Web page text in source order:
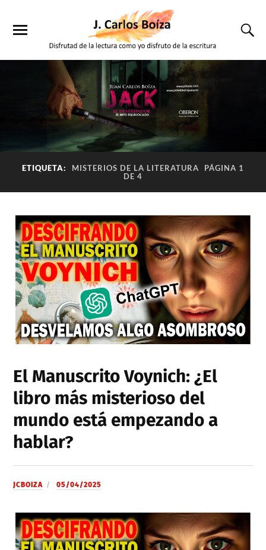
ETIQUETA: MISTERIOS DE LA LITERATURA
PÁGINA 1
DE 4
El Manuscrito Voynich: ¿El
libro más misterioso del
mundo está empezando a
hablar?
JCBOIZA 05/04/2025